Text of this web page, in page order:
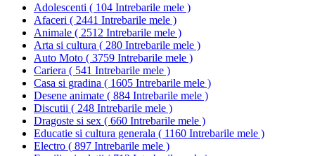
Adolescenti ( 104 Intrebarile mele )
Afaceri ( 2441 Intrebarile mele )
Animale ( 2512 Intrebarile mele )
Arta si cultura ( 280 Intrebarile mele )
Auto Moto ( 3759 Intrebarile mele )
Cariera ( 541 Intrebarile mele )
Casa si gradina ( 1605 Intrebarile mele )
Desene animate ( 884 Intrebarile mele )
Discutii ( 248 Intrebarile mele )
Dragoste si sex ( 660 Intrebarile mele )
Educatie si cultura generala ( 1160 Intrebarile mele )
Electro ( 897 Intrebarile mele )